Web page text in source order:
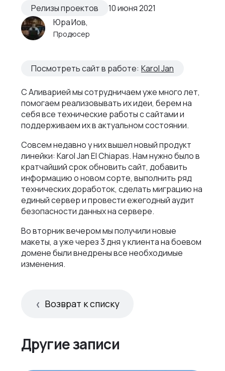
Как мы ведем проекты
Новости
Отзывы
Контакты
Интеграции и омниканальность
Интеграция в вашу команду
Платформа e-commerce на Laravel
Разработка на 1С‑Битрикс
Разработка конфигураторов
Автодилеры
Финансы
Блог
+375 (29) 32-78-146
info@nineseven.ru
Минск, Тимирязева 72/1
Москва, 2-я Тверская-Ямская 18, помещ.
Релизы проектов
10 июня 2021
Юра Иов,
Продюсер
Посмотреть сайт в работе: Karol Jan
С Аливарией мы сотрудничаем уже много лет,
помогаем реализовывать их идеи, берем на
себя все технические работы с сайтами и
поддерживаем их в актуальном состоянии.
Совсем недавно у них вышел новый продукт
линейки: Karol Jan El Chiapas. Нам нужно было в
кратчайший срок обновить сайт, добавить
информацию о новом сорте, выполнить ряд
технических доработок, сделать миграцию на
единый сервер и провести ежегодный аудит
безопасности данных на сервере.
Во вторник вечером мы получили новые
макеты, а уже через 3 дня у клиента на боевом
домене были внедрены все необходимые
изменения.
Возврат к списку
Другие записи